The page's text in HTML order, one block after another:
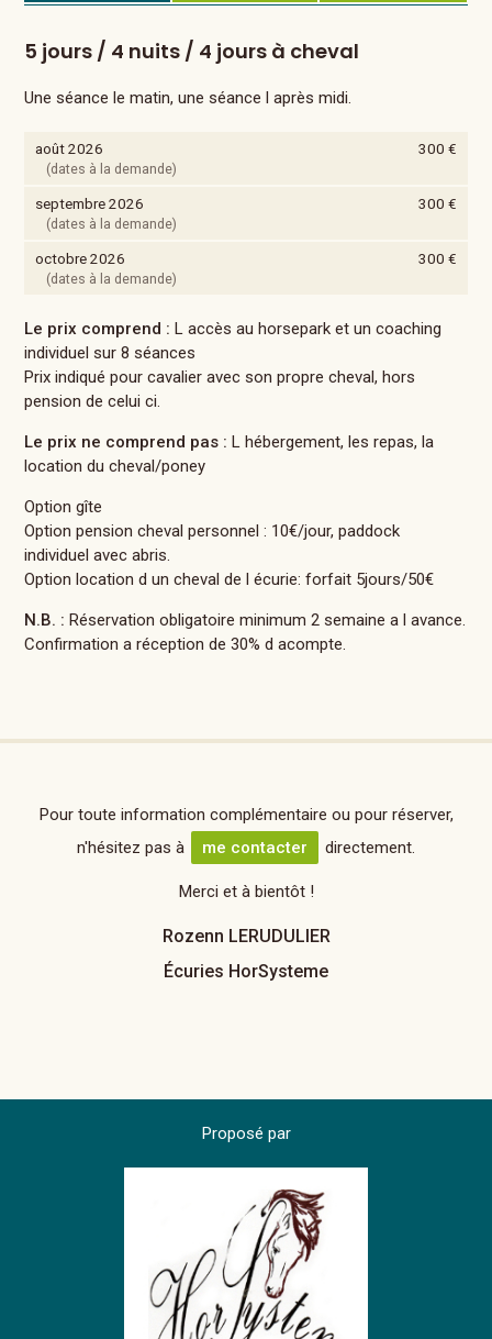
5 jours / 4 nuits / 4 jours à cheval
Une séance le matin, une séance l après midi.
août 2026 300 €
(dates à la demande)
septembre 2026 300 €
(dates à la demande)
octobre 2026 300 €
(dates à la demande)
Le prix comprend : L accès au horsepark et un coaching
individuel sur 8 séances
Prix indiqué pour cavalier avec son propre cheval, hors
pension de celui ci.
Le prix ne comprend pas : L hébergement, les repas, la
location du cheval/poney
Option gîte
Option pension cheval personnel : 10€/jour, paddock
individuel avec abris.
Option location d un cheval de l écurie: forfait 5jours/50€
N.B. : Réservation obligatoire minimum 2 semaine a l avance.
Confirmation a réception de 30% d acompte.
Pour toute information complémentaire ou pour réserver,
n'hésitez pas à
me contacter directement.
Merci et à bientôt !
Rozenn LERUDULIER
Écuries HorSysteme
Proposé par